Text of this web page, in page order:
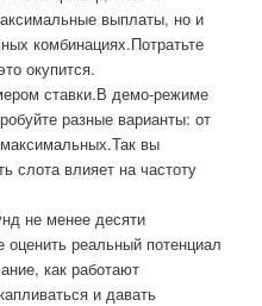
выплаты, но и
комбинациях.Потратьте
окупится.
ставки.В демо-режиме
разные варианты: от
вы
слота влияет на частоту
не менее десяти
реальный потенциал
как работают
и давать